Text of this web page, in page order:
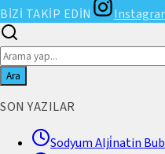
BİZİ TAKİP EDİN
Ara
SON YAZILAR
Sodyum Alji̇natin